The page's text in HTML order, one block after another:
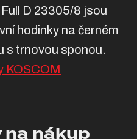
D 23305/8 jsou
hodinky na černém
s trnovou sponou.
KOSCOM
na nákup